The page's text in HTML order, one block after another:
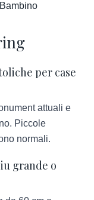
per case
attuali e
Piccole
normali.
grande o